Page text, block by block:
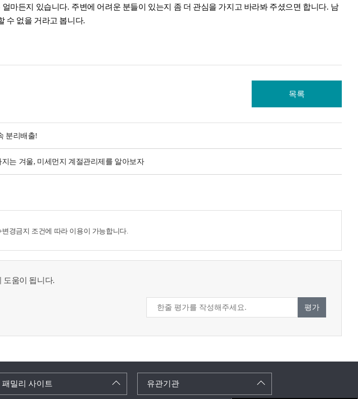
얼마든지 있습니다. 주변에 어려운 분들이 있는지 좀 더 관심을 가지고 바라봐 주셨으면 합니다. 남
수 없을 거라고 봅니다.
목록
분리배출!
는 겨울, 미세먼지 계절관리제를 알아보자
경금지 조건에 따라 이용이 가능합니다.
도움이 됩니다.
평가
패밀리 사이트 유관기관